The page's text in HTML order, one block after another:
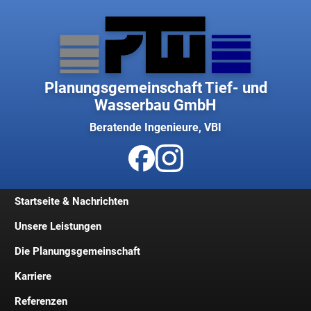
Planungsgemeinschaft Tief- und
Wasserbau GmbH
Beratende Ingenieure, VBI
Startseite & Nachrichten
Unsere Leistungen
Die Planungsgemeinschaft
Geschichte
Geschäftsleitung
Karriere
Jobs und Stellenangebote
Referenzen